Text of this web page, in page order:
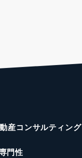
産コンサルティング
門性